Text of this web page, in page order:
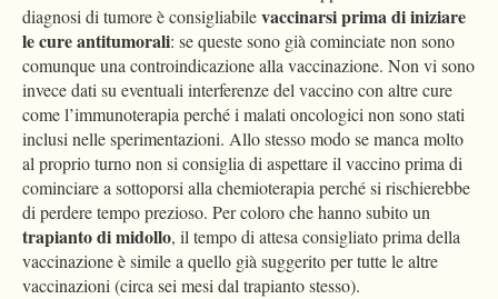
diagnosi di tumore è consigliabilevaccinarsi prima di iniziare
le cure antitumorali: se queste sono già cominciate non sono
comunque una controindicazione alla vaccinazione. Non vi sono
invece dati su eventuali interferenze del vaccino con altre cure
come l’immunoterapia perché i malati oncologici non sono stati
inclusi nelle sperimentazioni. Allo stesso modo se manca molto
al proprio turno non si consiglia di aspettare il vaccino prima di
cominciare a sottoporsi alla chemioterapia perché si rischierebbe
di perdere tempo prezioso. Per coloro che hanno subito un
trapianto di midollo, il tempo di attesa consigliato prima della
vaccinazione è simile a quello già suggerito per tutte le altre
vaccinazioni (circa sei mesi dal trapianto stesso).